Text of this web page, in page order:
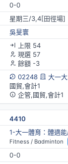
0-0
星期三/3,4[田徑場]
吳旻寰
上限 54
現選 57
餘額 -3
02248
大一
國貿,會計1
企管,國貿,會計1
4410
1-大一體育：體適
Fitness / Badminton
0-0